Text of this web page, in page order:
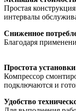
Простая
интервалы
Сниженное
Благодаря
Простота установки
Компрессор
подключаются и
Удобство